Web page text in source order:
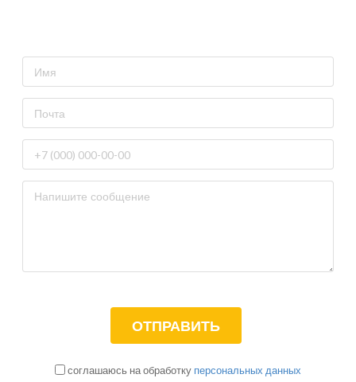
соглашаюсь на обработку персональных данных